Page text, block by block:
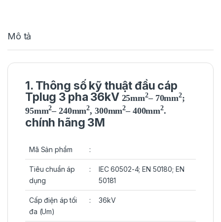
Mô tả
1. Thông số kỹ thuật đầu cáp
Tplug 3 pha 36kV 25mm2– 70mm2;
95mm2– 240mm2, 300mm2– 400mm2.
chính hãng 3M
Mã Sản phẩm :
Tiêu chuẩn áp
dụng
:
IEC 60502-4; EN 50180; EN
50181
Cấp điện áp tối
đa (Um)
: 36kV